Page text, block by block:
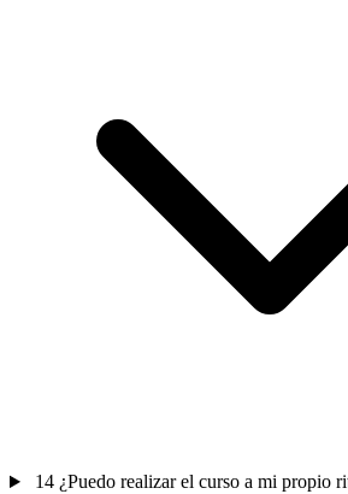
14 ¿Puedo realizar el curso a mi propio